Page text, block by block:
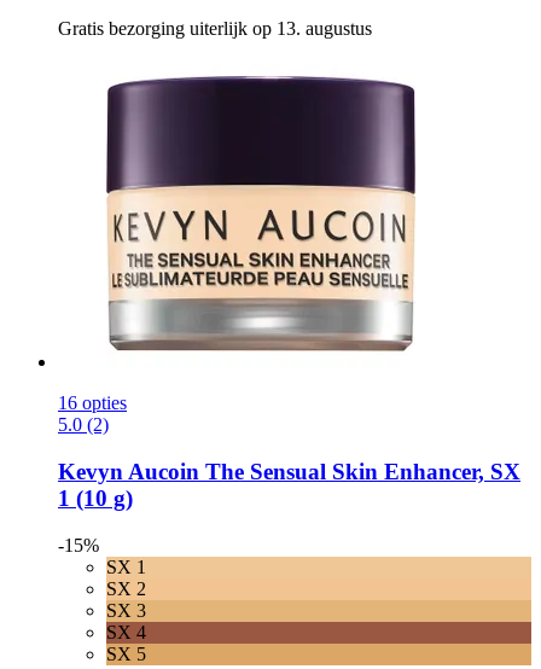
Gratis bezorging uiterlijk op 13. augustus
16 opties
5.0 (2)
Kevyn Aucoin The Sensual Skin Enhancer, SX
1 (10 g)
-15%
SX 1
SX 2
SX 3
SX 4
SX 5